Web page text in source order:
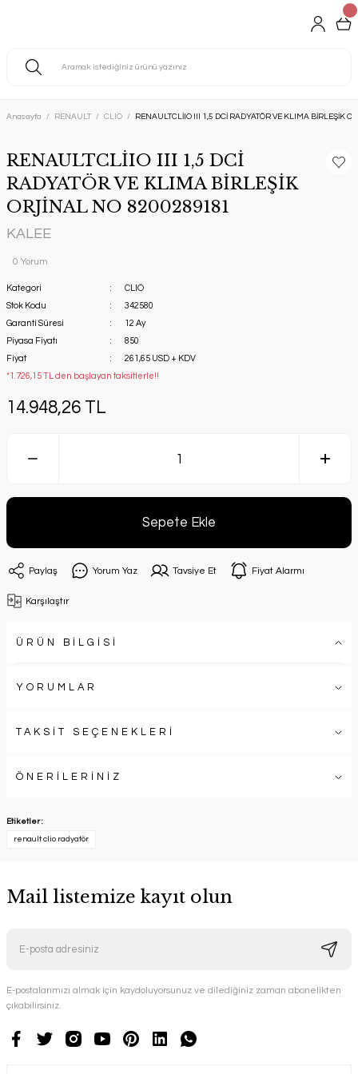
Anasayfa RENAULT CLIO RENAULTCLİIO III 1,5 DCİ RADYATÖR VE KLIMA BİRLEŞİK
RENAULTCLİIO III 1,5 DCİ
RADYATÖR VE KLIMA BİRLEŞİK
ORJİNAL NO 8200289181
KALEE
0 Yorum
Kategori
CLIO
Stok Kodu
342580
Garanti Süresi
12 Ay
Piyasa Fiyatı
850
Fiyat
261,65 USD + KDV
*1.726,15 TL den başlayan taksitlerle!!
14.948,26 TL
Sepete Ekle
Paylaş Yorum Yaz Tavsiye Et Fiyat Alarmı
Karşılaştır
ÜRÜN BİLGİSİ
YORUMLAR
TAKSİT SEÇENEKLERİ
ÖNERİLERİNİZ
Etiketler :
renault clio radyatör
Mail listemize kayıt olun
E-postalarımızı almak için kaydoluyorsunuz ve dilediğiniz zaman abonelikten
çıkabilirsiniz.